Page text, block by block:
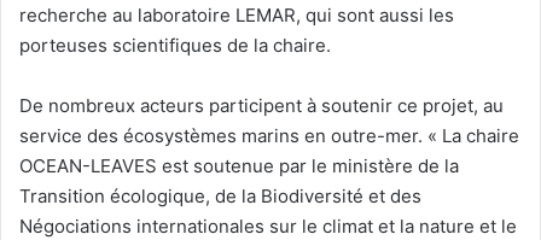
recherche au laboratoire LEMAR, qui sont aussi les
porteuses scientifiques de la chaire.
De nombreux acteurs participent à soutenir ce projet, au
service des écosystèmes marins en outre-mer. « La chaire
OCEAN-LEAVES est soutenue par le ministère de la
Transition écologique, de la Biodiversité et des
Négociations internationales sur le climat et la nature et le